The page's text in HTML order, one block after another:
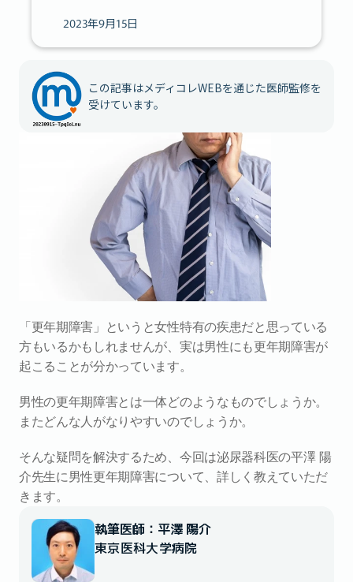
2023年9月15日
この記事はメディコレWEBを通じた医師監修を
受けています。
「更年期障害」というと女性特有の疾患だと思っている
方もいるかもしれませんが、実は男性にも更年期障害が
起こることが分かっています。
男性の更年期障害とは一体どのようなものでしょうか。
またどんな人がなりやすいのでしょうか。
そんな疑問を解決するため、今回は泌尿器科医の平澤 陽
介先生に男性更年期障害について、詳しく教えていただ
きます。
執筆医師：平澤 陽介
東京医科大学病院